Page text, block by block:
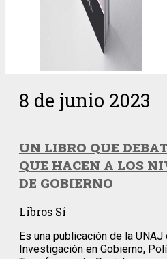
8 de junio 2023
UN LIBRO QUE
QUE HACEN A LOS
DE GOBIERNO
Libros Sí
Es una publicación de la
Investigación en Gobierno,